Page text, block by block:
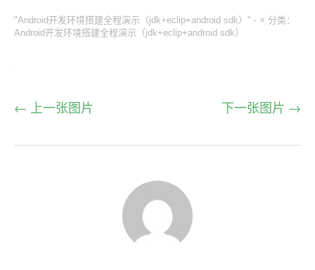
"Android开发环境搭建全程演示（jdk+eclip+android sdk）" - × 分类：
Android开发环境搭建全程演示（jdk+eclip+android sdk）
← 上一张图片 下一张图片 →